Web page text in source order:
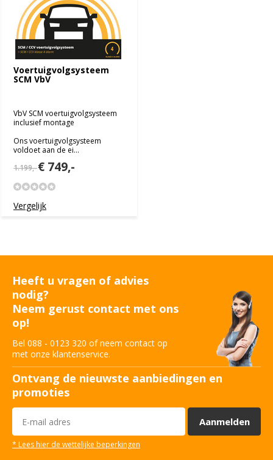
Voertuigvolgsysteem
SCM VbV
VbV SCM voertuigvolgsysteem
inclusief montage
Ons voertuigvolgsysteem
voldoet aan de ei...
1.199,-€ 749,-
Vergelijk
Heeft u vragen of advies
nodig?
Neem gerust contact met ons
op!
Bel 088 - 0123 320 of neem contact op
met onze klantenservice.
Ontvang de nieuwste aanbiedingen en
promoties
Aanmelden
* Lees hier de wettelijke beperkingen